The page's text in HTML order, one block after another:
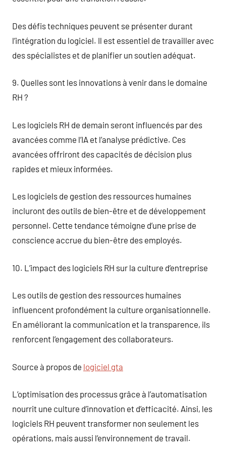
Des défis techniques peuvent se présenter durant
l’intégration du logiciel. Il est essentiel de travailler avec
des spécialistes et de planifier un soutien adéquat.
9. Quelles sont les innovations à venir dans le domaine
RH ?
Les logiciels RH de demain seront influencés par des
avancées comme l’IA et l’analyse prédictive. Ces
avancées offriront des capacités de décision plus
rapides et mieux informées.
Les logiciels de gestion des ressources humaines
incluront des outils de bien-être et de développement
personnel. Cette tendance témoigne d’une prise de
conscience accrue du bien-être des employés.
10. L’impact des logiciels RH sur la culture d’entreprise
Les outils de gestion des ressources humaines
influencent profondément la culture organisationnelle.
En améliorant la communication et la transparence, ils
renforcent l’engagement des collaborateurs.
Source à propos de logiciel gta
L’optimisation des processus grâce à l’automatisation
nourrit une culture d’innovation et d’efficacité. Ainsi, les
logiciels RH peuvent transformer non seulement les
opérations, mais aussi l’environnement de travail.